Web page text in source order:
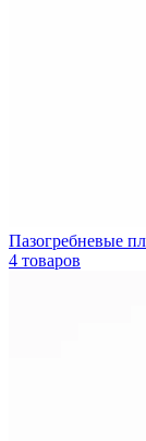
Пазогребневые
4 товаров